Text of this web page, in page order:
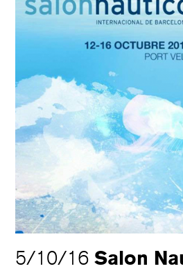
5/10/16 Salon